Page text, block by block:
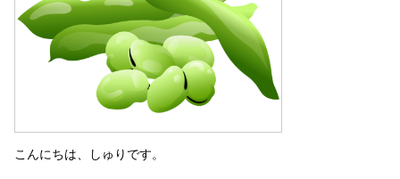
こんにちは、しゅりです。